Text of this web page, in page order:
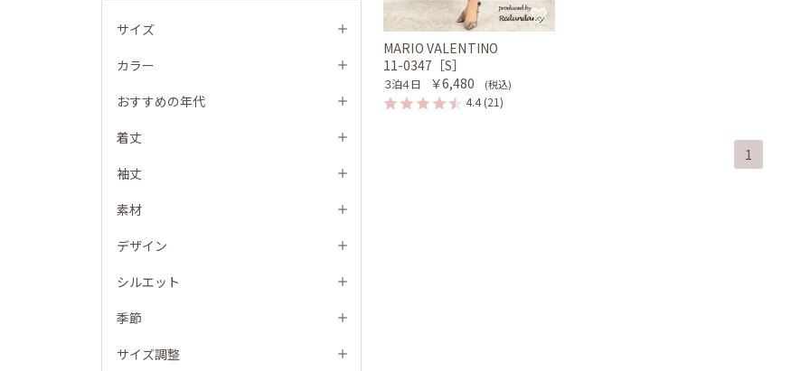
サイズ
カラー
おすすめの年代
着丈
袖丈
素材
デザイン
シルエット
季節
サイズ調整
MARIO VALENTINO
11-0347［S］
３泊４日 ￥6,480 (税込)
4.4 (21)
1